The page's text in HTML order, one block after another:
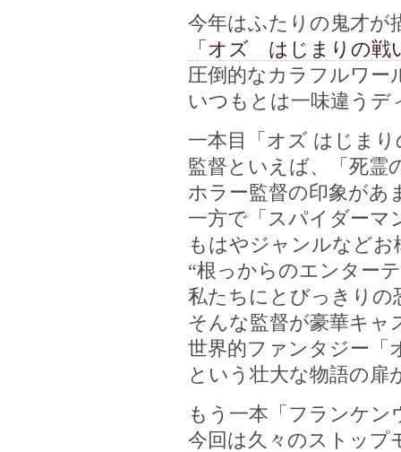
今年はふたりの鬼才が
「オズ はじまりの戦
圧倒的なカラフルワー
いつもとは一味違うデ
一本目「オズ はじま
監督といえば、「死霊
ホラー監督の印象があ
一方で「スパイダーマ
もはやジャンルなどお
“根っからのエンター
私たちにとびっきりの
そんな監督が豪華キャ
世界的ファンタジー「
という壮大な物語の扉
もう一本「フランケ
今回は久々のストップ